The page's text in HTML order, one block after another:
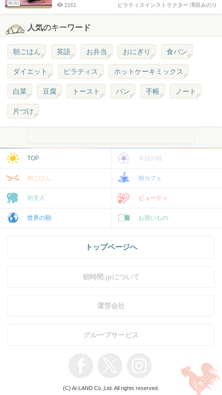
BLOG ピラティスインストラクター 澤田みのり
2161
人気のキーワード
朝ごはん 英語 お弁当 おにぎり 食パン
ダイエット ピラティス ホットケーキミックス
白菜 豆腐 トースト パン 手帳 ノート
片づけ
TOP 今日の朝
朝ごはん 朝カフェ
朝美人 ビューティ
世界の朝 お買いもの
トップページへ
朝時間.jpについて
運営会社
グループサービス
(C) Ai-LAND Co.,Ltd. All rights reserved.